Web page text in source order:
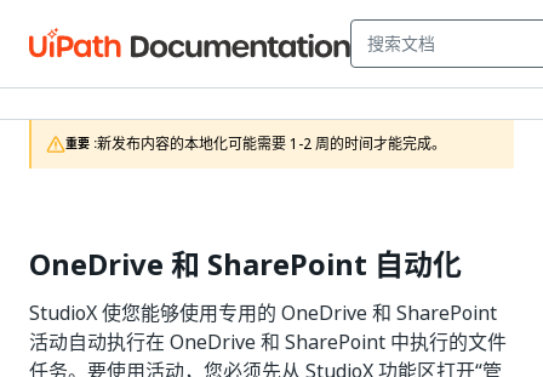
重要 :新发布内容的本地化可能需要 1-2 周的时间才能完成。
OneDrive 和 SharePoint 自动化
StudioX 使您能够使用专用的 OneDrive 和 SharePoint
活动自动执行在 OneDrive 和 SharePoint 中执行的文件
任务。要使用活动，您必须先从 StudioX 功能区打开“管